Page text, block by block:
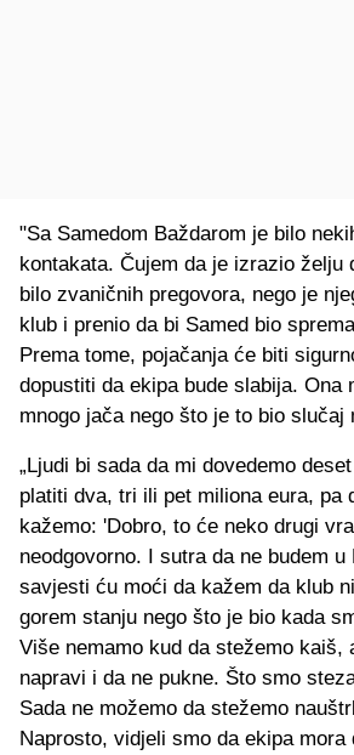
"Sa Samedom Baždarom je bilo
kontakata. Čujem da je izrazio želju
bilo zvaničnih pregovora, nego je
klub i prenio da bi Samed bio
Prema tome, pojačanja će biti
dopustiti da ekipa bude slabija. Ona
mnogo jača nego što je to bio slučaj
„Ljudi bi sada da mi dovedemo
platiti dva, tri ili pet miliona eura, pa
kažemo: 'Dobro, to će neko drugi
neodgovorno. I sutra da ne budem
savjesti ću moći da kažem da klub
gorem stanju nego što je bio kada
Više nemamo kud da stežemo kaiš,
napravi i da ne pukne. Što smo
Sada ne možemo da stežemo
Naprosto, vidjeli smo da ekipa mora